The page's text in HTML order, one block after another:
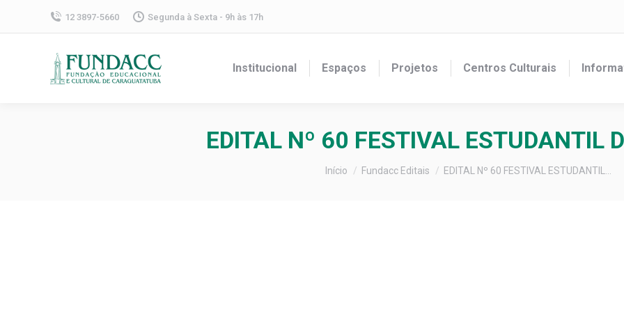
12 3897-5660 Segunda à Sexta - 9h às 17h
Institucional Espaços Projetos Centros Culturais
EDITAL Nº 60 FESTIVAL ESTUDANTIL
Você está aqui:
Início Fundacc Editais EDITAL Nº 60 FESTIVAL ESTUDANTIL…